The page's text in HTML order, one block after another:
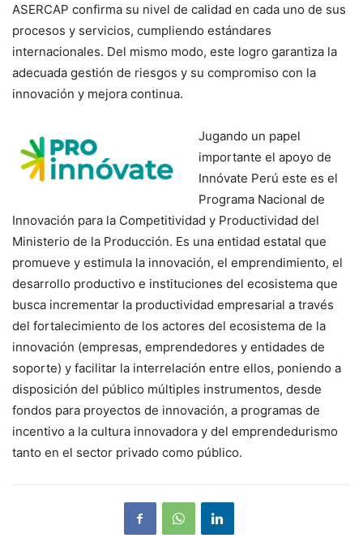
ASERCAP confirma su nivel de calidad en cada uno de sus
procesos y servicios, cumpliendo estándares
internacionales. Del mismo modo, este logro garantiza la
adecuada gestión de riesgos y su compromiso con la
innovación y mejora continua.
Jugando un papel
importante el apoyo de
Innóvate Perú este es el
Programa Nacional de
Innovación para la Competitividad y Productividad del
Ministerio de la Producción. Es una entidad estatal que
promueve y estimula la innovación, el emprendimiento, el
desarrollo productivo e instituciones del ecosistema que
busca incrementar la productividad empresarial a través
del fortalecimiento de los actores del ecosistema de la
innovación (empresas, emprendedores y entidades de
soporte) y facilitar la interrelación entre ellos, poniendo a
disposición del público múltiples instrumentos, desde
fondos para proyectos de innovación, a programas de
incentivo a la cultura innovadora y del emprendedurismo
tanto en el sector privado como público.